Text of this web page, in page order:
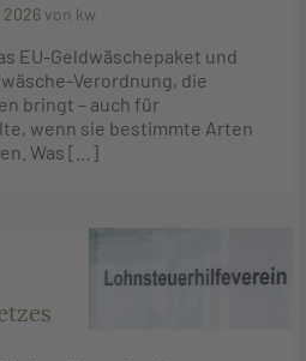
2026von kw
EU-Geldwäschepaket und
Verordnung, die
bringt – auch für
wenn sie bestimmte Arten
Was […]